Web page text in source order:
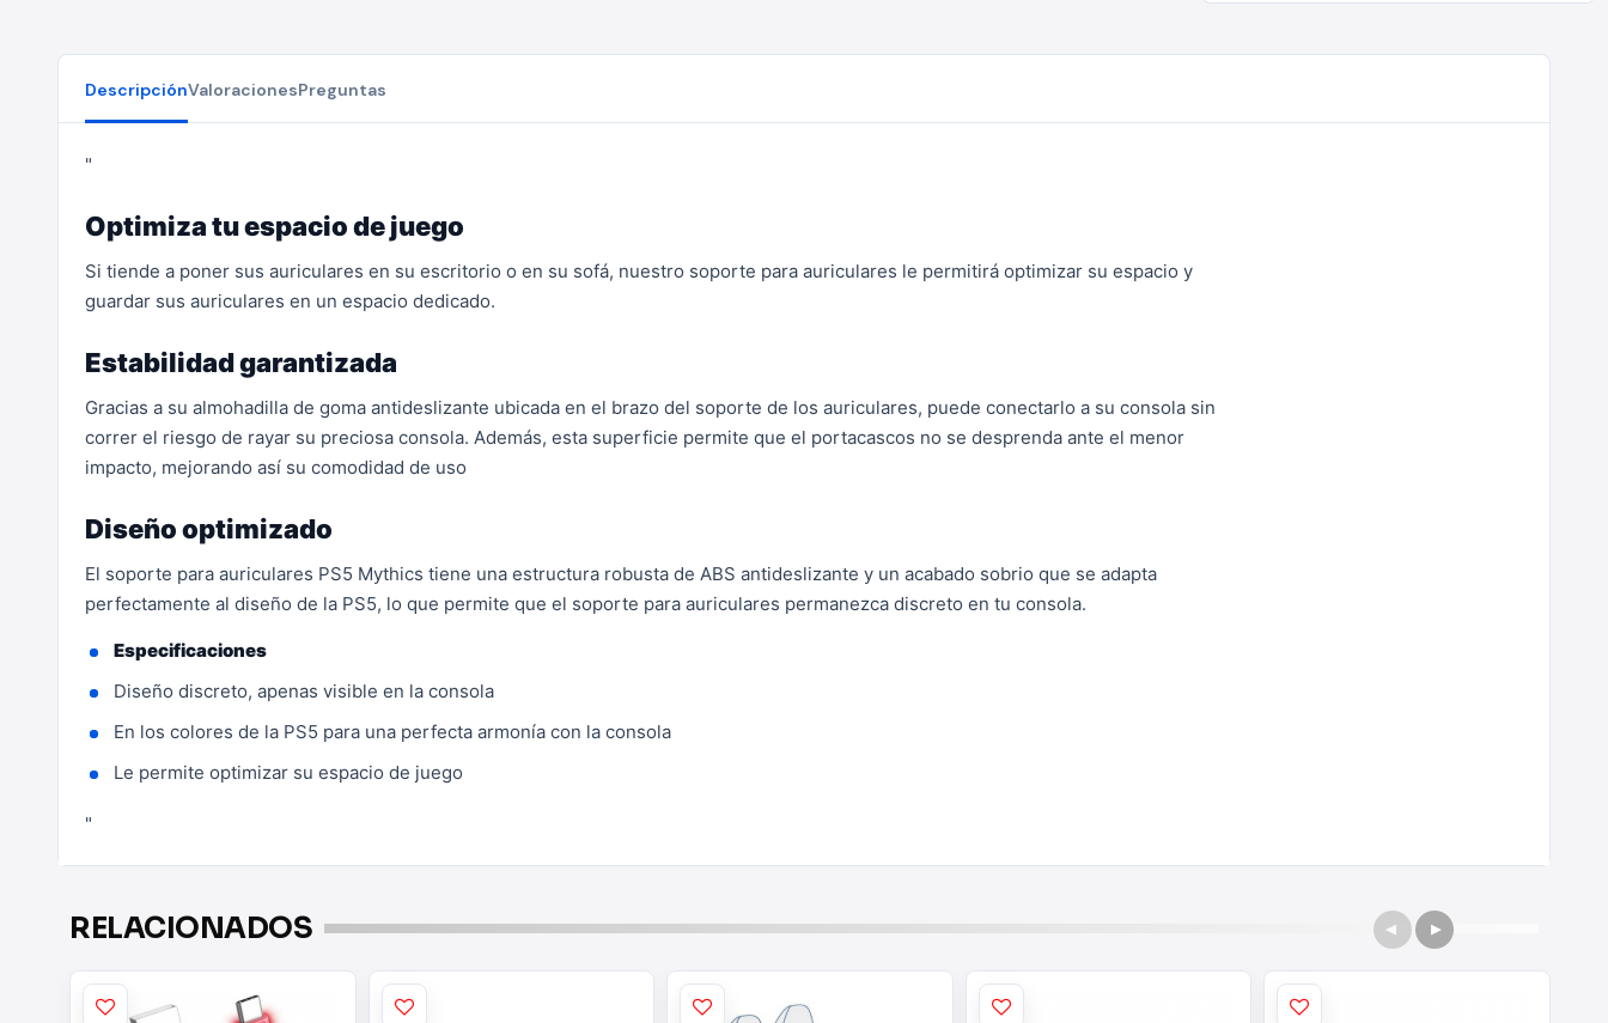
DescripciónValoracionesPreguntas
"
Optimiza tu espacio de juego
Si tiende a poner sus auriculares en su escritorio o en su sofá, nuestro soporte para auriculares le permitirá optimizar su espacio y
guardar sus auriculares en un espacio dedicado.
Estabilidad garantizada
Gracias a su almohadilla de goma antideslizante ubicada en el brazo del soporte de los auriculares, puede conectarlo a su consola sin
correr el riesgo de rayar su preciosa consola. Además, esta superficie permite que el portacascos no se desprenda ante el menor
impacto, mejorando así su comodidad de uso
Diseño optimizado
El soporte para auriculares PS5 Mythics tiene una estructura robusta de ABS antideslizante y un acabado sobrio que se adapta
perfectamente al diseño de la PS5, lo que permite que el soporte para auriculares permanezca discreto en tu consola.
Especificaciones
Diseño discreto, apenas visible en la consola
En los colores de la PS5 para una perfecta armonía con la consola
Le permite optimizar su espacio de juego
"
RELACIONADOS